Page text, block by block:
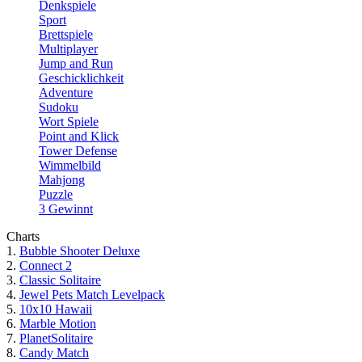
Denkspiele
Sport
Brettspiele
Multiplayer
Jump and Run
Geschicklichkeit
Adventure
Sudoku
Wort Spiele
Point and Klick
Tower Defense
Wimmelbild
Mahjong
Puzzle
3 Gewinnt
Charts
1. Bubble Shooter Deluxe
2. Connect 2
3. Classic Solitaire
4. Jewel Pets Match Levelpack
5. 10x10 Hawaii
6. Marble Motion
7. PlanetSolitaire
8. Candy Match